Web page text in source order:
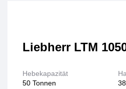
Liebherr LTM
Hebekapazität
50 Tonnen